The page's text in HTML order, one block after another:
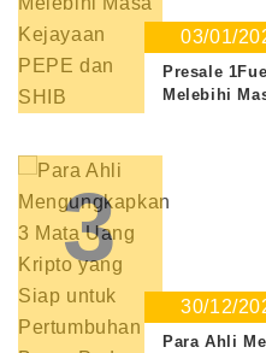
03/01/
Presale
Melebihi
3
30/12/
Para Ahli